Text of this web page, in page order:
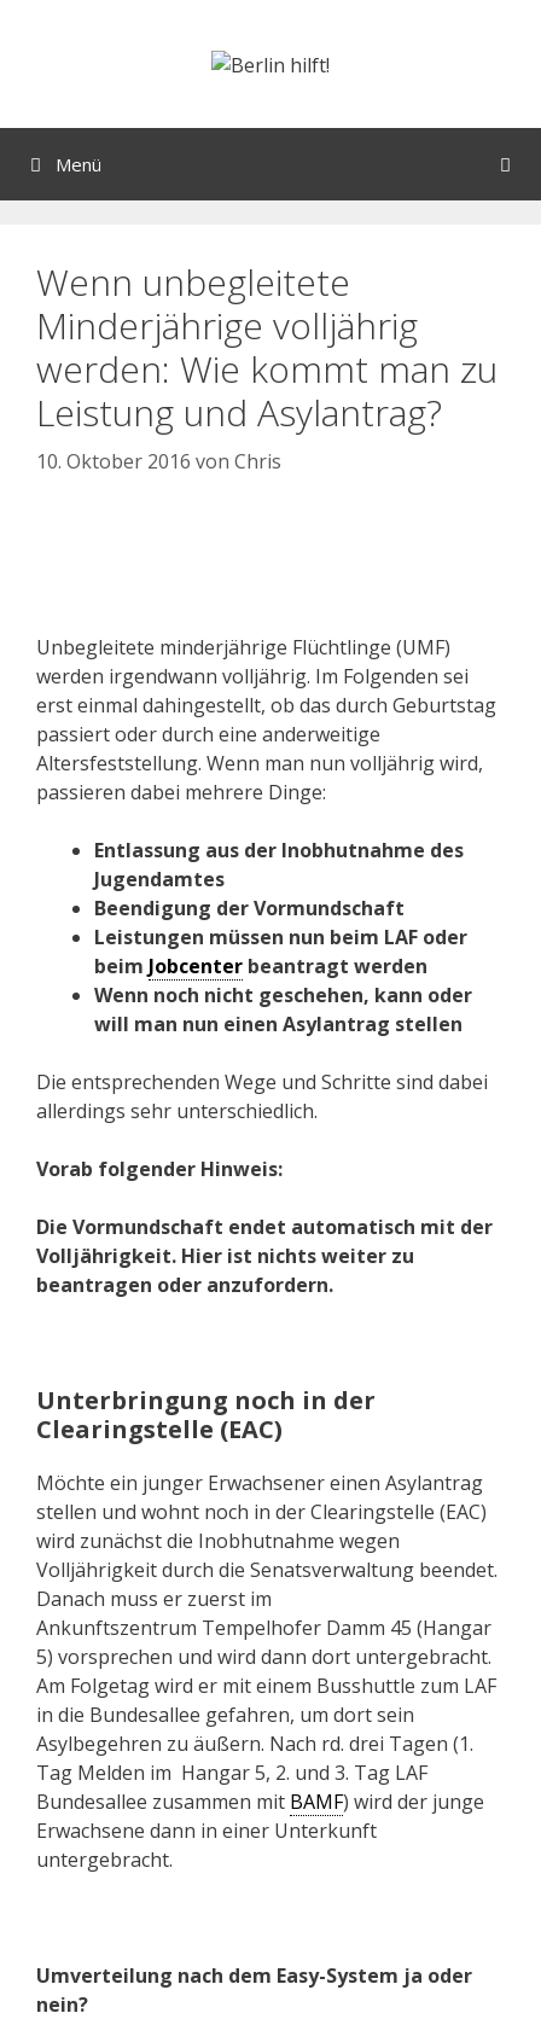
Menü
Wenn unbegleitete
Minderjährige volljährig
werden: Wie kommt man zu
Leistung und Asylantrag?
10. Oktober 2016 von Chris
Unbegleitete minderjährige Flüchtlinge (UMF)
werden irgendwann volljährig. Im Folgenden sei
erst einmal dahingestellt, ob das durch Geburtstag
passiert oder durch eine anderweitige
Altersfeststellung. Wenn man nun volljährig wird,
passieren dabei mehrere Dinge:
Entlassung aus der Inobhutnahme des
Jugendamtes
Beendigung der Vormundschaft
Leistungen müssen nun beim LAF oder
beim Jobcenter beantragt werden
Wenn noch nicht geschehen, kann oder
will man nun einen Asylantrag stellen
Die entsprechenden Wege und Schritte sind dabei
allerdings sehr unterschiedlich.
Vorab folgender Hinweis:
Die Vormundschaft endet automatisch mit der
Volljährigkeit. Hier ist nichts weiter zu
beantragen oder anzufordern.
Unterbringung noch in der
Clearingstelle (EAC)
Möchte ein junger Erwachsener einen Asylantrag
stellen und wohnt noch in der Clearingstelle (EAC)
wird zunächst die Inobhutnahme wegen
Volljährigkeit durch die Senatsverwaltung beendet.
Danach muss er zuerst im
Ankunftszentrum Tempelhofer Damm 45 (Hangar
5) vorsprechen und wird dann dort untergebracht.
Am Folgetag wird er mit einem Busshuttle zum LAF
in die Bundesallee gefahren, um dort sein
Asylbegehren zu äußern. Nach rd. drei Tagen (1.
Tag Melden im Hangar 5, 2. und 3. Tag LAF
Bundesallee zusammen mit BAMF) wird der junge
Erwachsene dann in einer Unterkunft
untergebracht.
Umverteilung nach dem Easy-System ja oder
nein?